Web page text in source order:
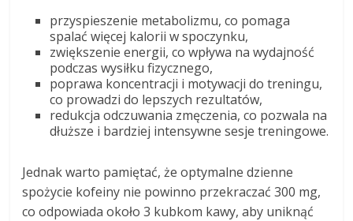
przyspieszenie metabolizmu, co pomaga
spalać więcej kalorii w spoczynku,
zwiększenie energii, co wpływa na wydajność
podczas wysiłku fizycznego,
poprawa koncentracji i motywacji do treningu,
co prowadzi do lepszych rezultatów,
redukcja odczuwania zmęczenia, co pozwala na
dłuższe i bardziej intensywne sesje treningowe.
Jednak warto pamiętać, że optymalne dzienne
spożycie kofeiny nie powinno przekraczać 300 mg,
co odpowiada około 3 kubkom kawy, aby uniknąć